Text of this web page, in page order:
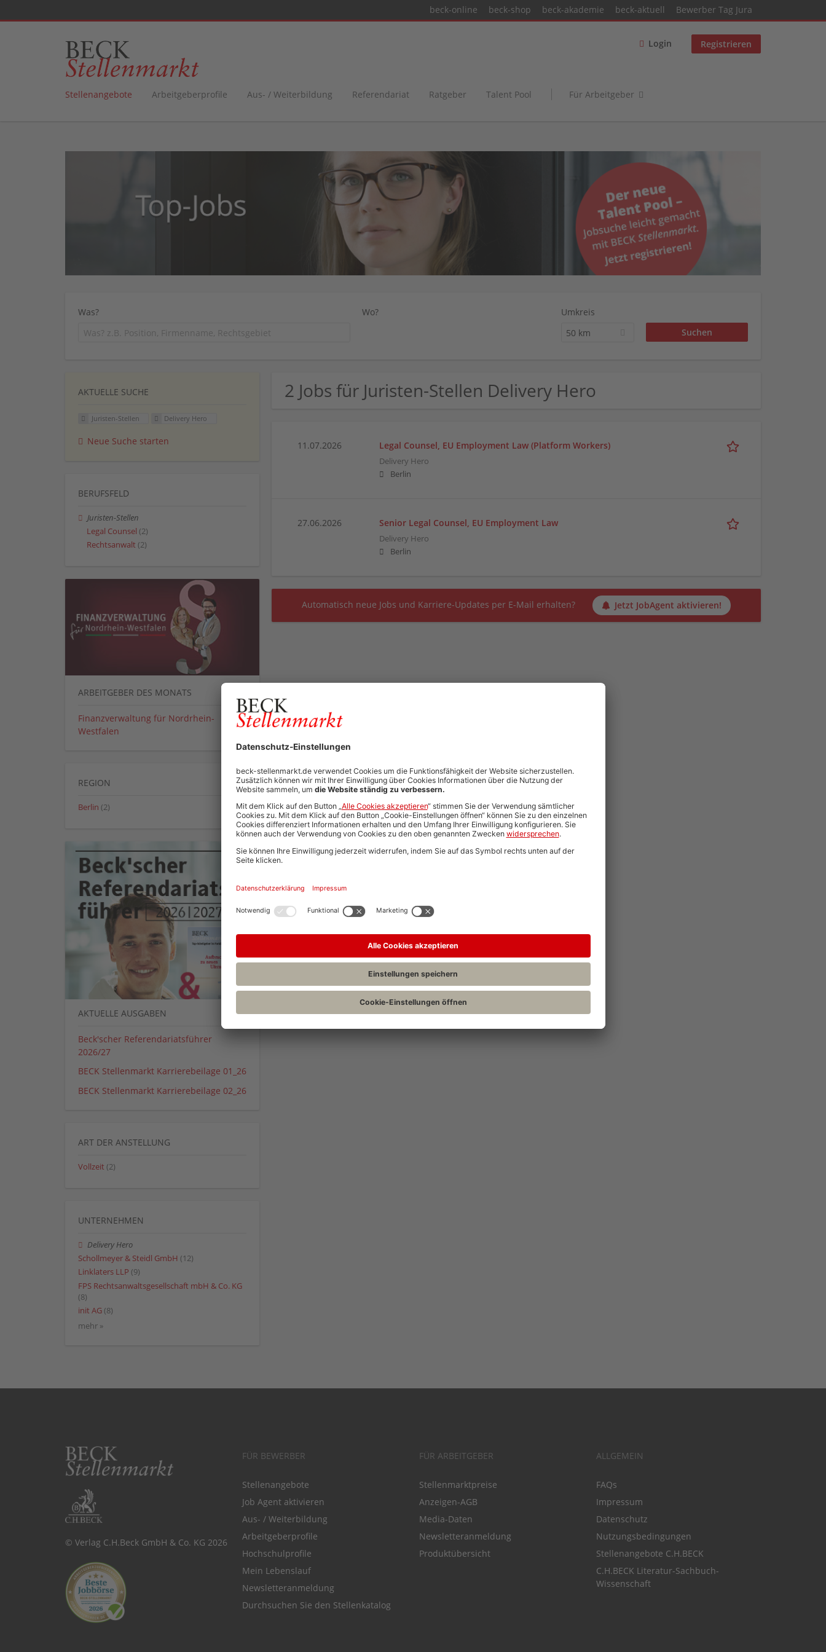
beck-online beck-shop beck-akademie beck-aktuell Bewerber Tag Jura
Login Registrieren
Stellenangebote Arbeitgeberprofile Aus- / Weiterbildung Referendariat Ratgeber Talent Pool Für Arbeitgeber
Was? Wo?
Umkreis
50 km
2 Jobs für Juristen-Stellen Delivery Hero
11.07.2026 Legal Counsel, EU Employment Law (Platform Workers)
Delivery Hero
Berlin
27.06.2026 Senior Legal Counsel, EU Employment Law
Delivery Hero
Berlin
Automatisch neue Jobs und Karriere-Updates per E-Mail erhalten? Jetzt JobAgent aktivieren!
AKTUELLE SUCHE
Juristen-Stellen Delivery Hero
Neue Suche starten
BERUFSFELD
Juristen-Stellen
Legal Counsel (2)
Rechtsanwalt (2)
ARBEITGEBER DES MONATS
Finanzverwaltung für Nordrhein-
Westfalen
REGION
Berlin (2)
AKTUELLE AUSGABEN
Beck'scher Referendariatsführer
2026/27
BECK Stellenmarkt Karrierebeilage 01_26
BECK Stellenmarkt Karrierebeilage 02_26
ART DER ANSTELLUNG
Vollzeit (2)
UNTERNEHMEN
Delivery Hero
Schollmeyer & Steidl GmbH (12)
Linklaters LLP (9)
FPS Rechtsanwaltsgesellschaft mbH & Co. KG
(8)
init AG (8)
mehr »
© Verlag C.H.Beck GmbH & Co. KG 2026
FÜR BEWERBER
Stellenangebote
Job Agent aktivieren
Aus- / Weiterbildung
Arbeitgeberprofile
Hochschulprofile
Mein Lebenslauf
Newsletteranmeldung
Durchsuchen Sie den Stellenkatalog
FÜR ARBEITGEBER
Stellenmarktpreise
Anzeigen-AGB
Media-Daten
Newsletteranmeldung
Produktübersicht
ALLGEMEIN
FAQs
Impressum
Datenschutz
Nutzungsbedingungen
Stellenangebote C.H.BECK
C.H.BECK Literatur-Sachbuch-
Wissenschaft